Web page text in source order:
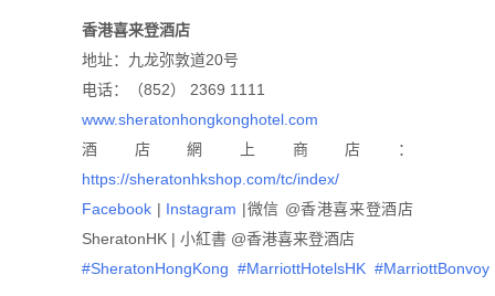
香港喜来登酒店
地址：九龙弥敦道20号
电话：（852） 2369 1111
www.sheratonhongkonghotel.com
酒店網上商店：
https://sheratonhkshop.com/tc/index/
Facebook | Instagram |微信 @香港喜来登酒店
SheratonHK | 小紅書 @香港喜来登酒店
#SheratonHongKong #MarriottHotelsHK #MarriottBonvoy